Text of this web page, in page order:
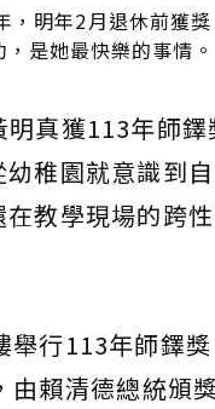
明年2月退休前獲
是她最快樂的事情
真獲113年師
幼稚園就意識到
教學現場的跨
行113年師鐸
賴清德總統頒